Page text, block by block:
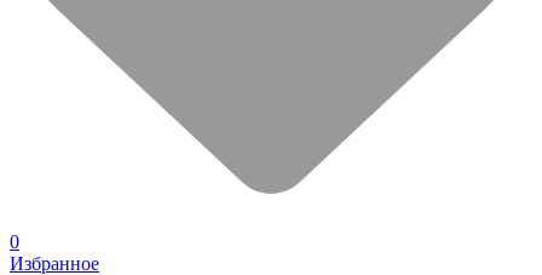
0
Избранное